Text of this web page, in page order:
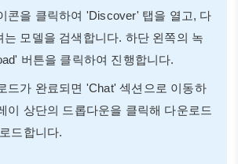
콘을 클릭하여 'Discover' 탭을 열고, 다
는 모델을 검색합니다. 하단 왼쪽의 녹
버튼을 클릭하여 진행합니다.
드가 완료되면 'Chat' 섹션으로 이동하
이 상단의 드롭다운을 클릭해 다운로드
드합니다.